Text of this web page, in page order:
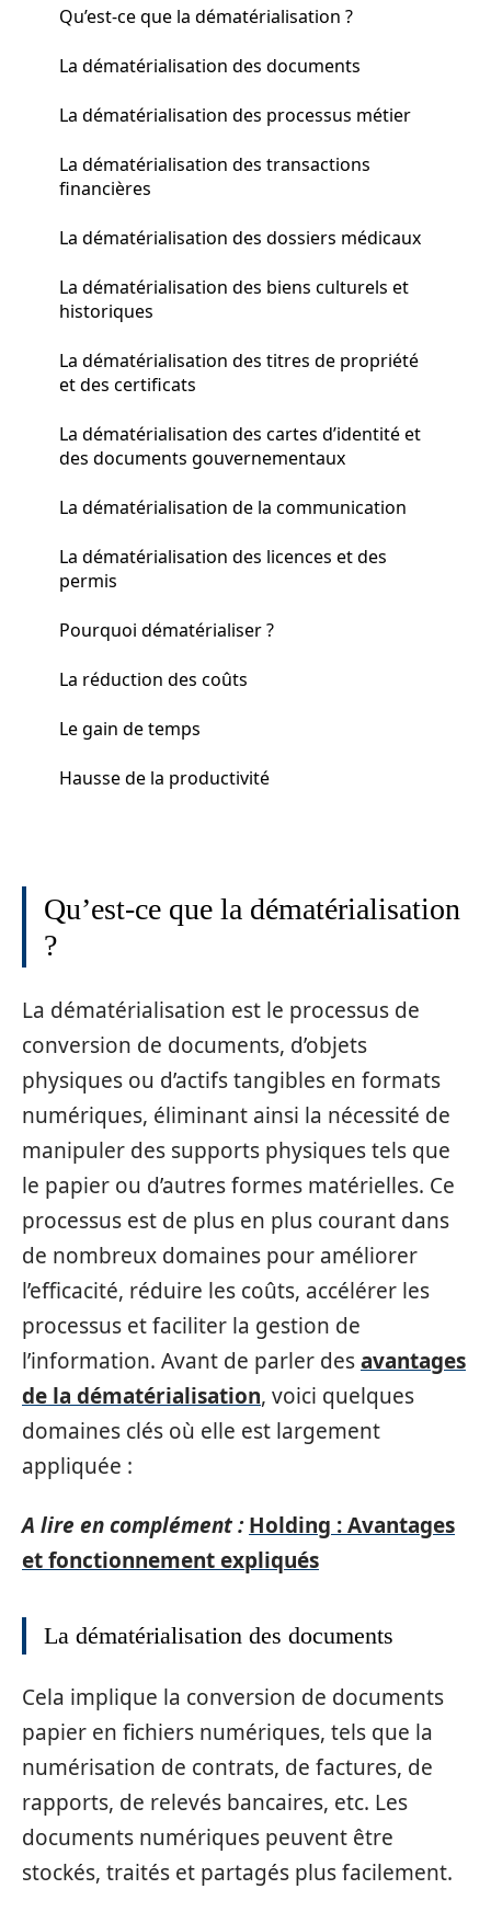
Qu’est-ce que la dématérialisation ?
La dématérialisation des documents
La dématérialisation des processus métier
La dématérialisation des transactions
financières
La dématérialisation des dossiers médicaux
La dématérialisation des biens culturels et
historiques
La dématérialisation des titres de propriété
et des certificats
La dématérialisation des cartes d’identité et
des documents gouvernementaux
La dématérialisation de la communication
La dématérialisation des licences et des
permis
Pourquoi dématérialiser ?
La réduction des coûts
Le gain de temps
Hausse de la productivité
Qu’est-ce que la dématérialisation
?
La dématérialisation est le processus de
conversion de documents, d’objets
physiques ou d’actifs tangibles en formats
numériques, éliminant ainsi la nécessité de
manipuler des supports physiques tels que
le papier ou d’autres formes matérielles. Ce
processus est de plus en plus courant dans
de nombreux domaines pour améliorer
l’efficacité, réduire les coûts, accélérer les
processus et faciliter la gestion de
l’information. Avant de parler desavantages
de la dématérialisation, voici quelques
domaines clés où elle est largement
appliquée :
A lire en complément : Holding : Avantages
et fonctionnement expliqués
La dématérialisation des documents
Cela implique la conversion de documents
papier en fichiers numériques, tels que la
numérisation de contrats, de factures, de
rapports, de relevés bancaires, etc. Les
documents numériques peuvent être
stockés, traités et partagés plus facilement.